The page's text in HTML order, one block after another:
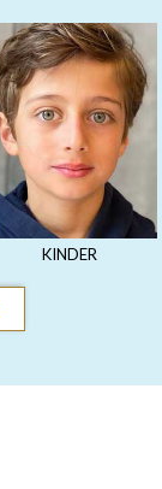
KINDER